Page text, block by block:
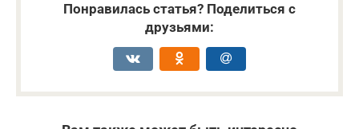
Понравилась статья? Поделиться с
друзьями: